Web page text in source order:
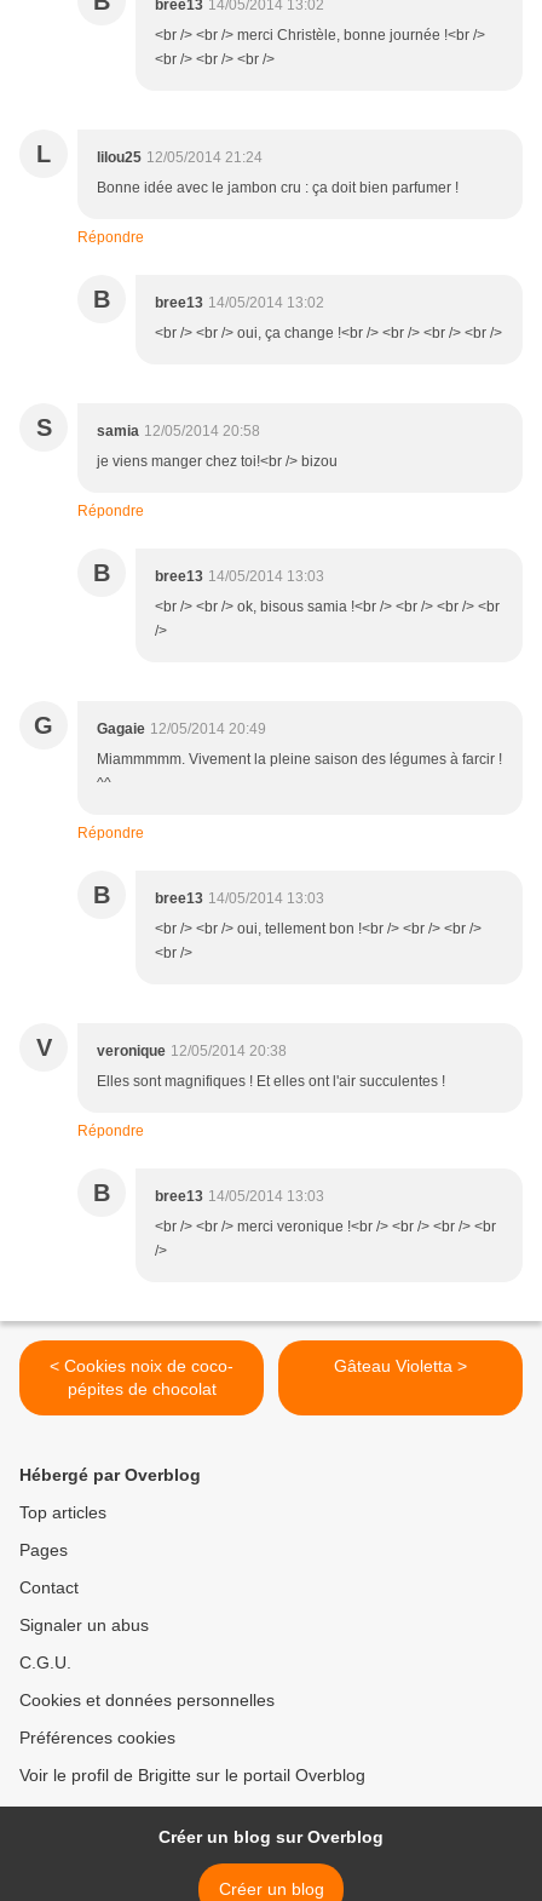
bree13 14/05/2014 13:02
<br /> <br /> merci Christèle, bonne journée !<br />
<br /> <br /> <br />
L lilou25 12/05/2014 21:24
Bonne idée avec le jambon cru : ça doit bien parfumer !
Répondre
B bree13 14/05/2014 13:02
<br /> <br /> oui, ça change !<br /> <br /> <br /> <br />
S samia 12/05/2014 20:58
je viens manger chez toi!<br /> bizou
Répondre
B bree13 14/05/2014 13:03
<br /> <br /> ok, bisous samia !<br /> <br /> <br /> <br
/>
G Gagaie 12/05/2014 20:49
Miammmmm. Vivement la pleine saison des légumes à farcir !
^^
Répondre
B bree13 14/05/2014 13:03
<br /> <br /> oui, tellement bon !<br /> <br /> <br />
<br />
V veronique 12/05/2014 20:38
Elles sont magnifiques ! Et elles ont l'air succulentes !
Répondre
B bree13 14/05/2014 13:03
<br /> <br /> merci veronique !<br /> <br /> <br /> <br
/>
< Cookies noix de coco-
pépites de chocolat
Gâteau Violetta >
Hébergé par Overblog
Top articles
Pages
Contact
Signaler un abus
C.G.U.
Cookies et données personnelles
Préférences cookies
Voir le profil de Brigitte sur le portail Overblog
Créer un blog sur Overblog
Créer un blog